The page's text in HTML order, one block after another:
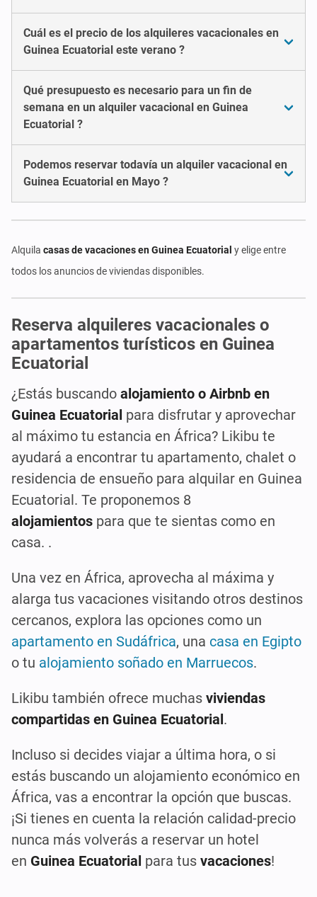
Cuál es el precio de los alquileres vacacionales en
Guinea Ecuatorial este verano ?
Qué presupuesto es necesario para un fin de
semana en un alquiler vacacional en Guinea
Ecuatorial ?
Podemos reservar todavía un alquiler vacacional en
Guinea Ecuatorial en Mayo ?
Alquila casas de vacaciones en Guinea Ecuatorial y elige entre
todos los anuncios de viviendas disponibles.
Reserva alquileres vacacionales o
apartamentos turísticos en Guinea
Ecuatorial
¿Estás buscando alojamiento o Airbnb en
Guinea Ecuatorial para disfrutar y aprovechar
al máximo tu estancia en África? Likibu te
ayudará a encontrar tu apartamento, chalet o
residencia de ensueño para alquilar en Guinea
Ecuatorial. Te proponemos 8
alojamientos para que te sientas como en
casa. .
Una vez en África, aprovecha al máxima y
alarga tus vacaciones visitando otros destinos
cercanos, explora las opciones como un
apartamento en Sudáfrica, una casa en Egipto
o tu alojamiento soñado en Marruecos.
Likibu también ofrece muchas viviendas
compartidas en Guinea Ecuatorial.
Incluso si decides viajar a última hora, o si
estás buscando un alojamiento económico en
África, vas a encontrar la opción que buscas.
¡Si tienes en cuenta la relación calidad-precio
nunca más volverás a reservar un hotel
en Guinea Ecuatorial para tus vacaciones!